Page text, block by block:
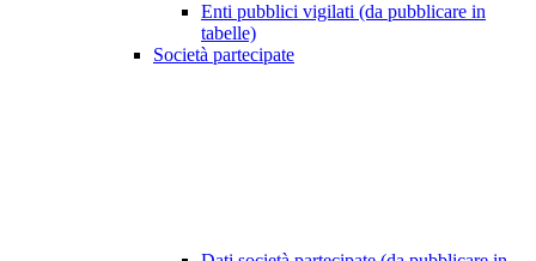
Enti pubblici vigilati (da pubblicare in
tabelle)
Società partecipate